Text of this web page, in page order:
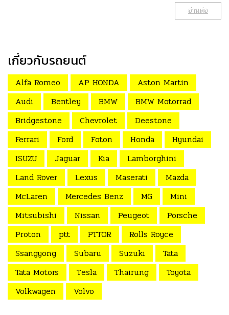
อ่านต่อ
เกี่ยวกับรถยนต์
Alfa Romeo AP HONDA
Aston Martin
Audi
Bentley BMW
BMW Motorrad
Bridgestone
Chevrolet
Deestone
Ferrari
Ford Foton Honda
Hyundai
ISUZU
Jaguar Kia
Lamborghini
Land Rover
Lexus Maserati
Mazda
McLaren
Mercedes Benz MG
Mini
Mitsubishi
Nissan Peugeot
Porsche
Proton
ptt PTTOR
Rolls Royce
Ssangyong
Subaru Suzuki
Tata
Tata Motors
Tesla Thairung
Toyota
Volkwagen
Volvo